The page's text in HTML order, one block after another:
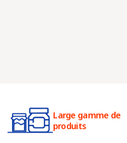
Large gamme de
produits